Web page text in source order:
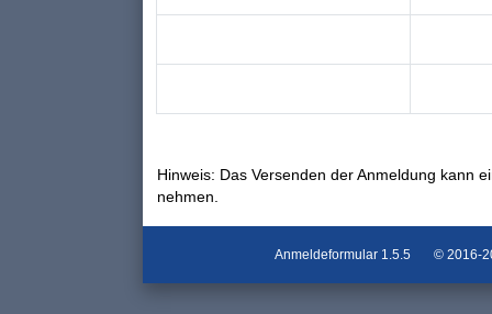
Hinweis: Das Versenden der Anmeldung kann
nehmen.
Anmeldeformular 1.5.5 © 2016-